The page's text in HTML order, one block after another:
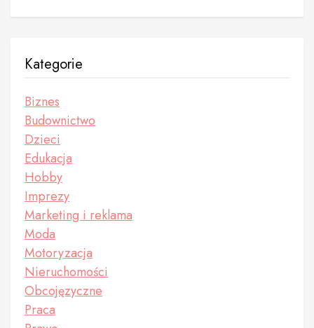
Kategorie
Biznes
Budownictwo
Dzieci
Edukacja
Hobby
Imprezy
Marketing i reklama
Moda
Motoryzacja
Nieruchomości
Obcojęzyczne
Praca